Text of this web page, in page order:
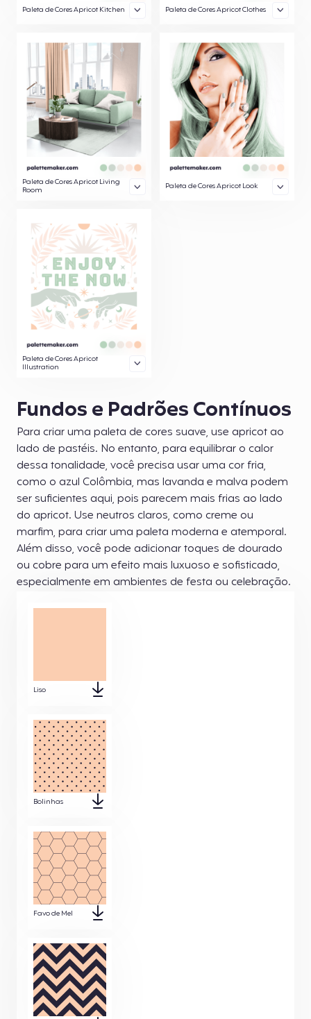
Paleta de Cores Apricot Kitchen Paleta de Cores Apricot Clothes
Paleta de Cores Apricot Living
Room
Paleta de Cores Apricot Look
Paleta de Cores Apricot
Illustration
Fundos e Padrões Contínuos
Para criar uma paleta de cores suave, use apricot ao
lado de pastéis. No entanto, para equilibrar o calor
dessa tonalidade, você precisa usar uma cor fria,
como o azul Colômbia, mas lavanda e malva podem
ser suficientes aqui, pois parecem mais frias ao lado
do apricot. Use neutros claros, como creme ou
marfim, para criar uma paleta moderna e atemporal.
Além disso, você pode adicionar toques de dourado
ou cobre para um efeito mais luxuoso e sofisticado,
especialmente em ambientes de festa ou celebração.
Liso
Bolinhas
Favo de Mel